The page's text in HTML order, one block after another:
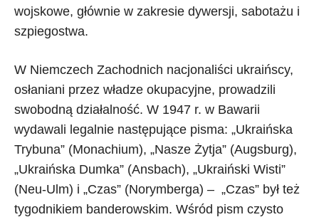
wojskowe, głównie w zakresie dywersji, sabotażu i
szpiegostwa.
W Niemczech Zachodnich nacjonaliści ukraińscy,
osłaniani przez władze okupacyjne, prowadzili
swobodną działalność. W 1947 r. w Bawarii
wydawali legalnie następujące pisma: „Ukraińska
Trybuna” (Monachium), „Nasze Żytja” (Augsburg),
„Ukraińska Dumka” (Ansbach), „Ukraiński Wisti”
(Neu-Ulm) i „Czas” (Norymberga) – „Czas” był też
tygodnikiem banderowskim. Wśród pism czysto